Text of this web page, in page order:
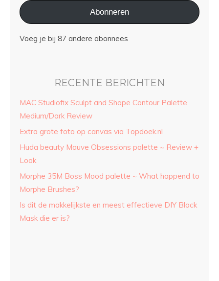
Abonneren
Voeg je bij 87 andere abonnees
RECENTE BERICHTEN
MAC Studiofix Sculpt and Shape Contour Palette
Medium/Dark Review
Extra grote foto op canvas via Topdoek.nl
Huda beauty Mauve Obsessions palette ~ Review +
Look
Morphe 35M Boss Mood palette ~ What happend to
Morphe Brushes?
Is dit de makkelijkste en meest effectieve DIY Black
Mask die er is?